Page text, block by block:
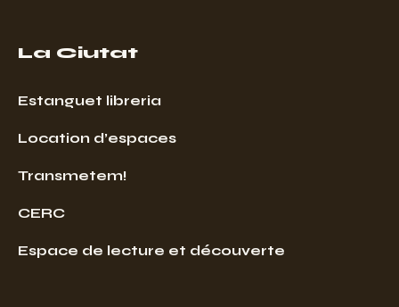
La Ciutat
Estanguet libreria
Location d’espaces
Transmetem!
CERC
Espace de lecture et découverte